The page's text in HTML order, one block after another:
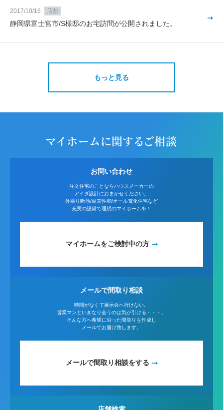
2017/10/16 店舗
静岡県富士宮市/S様邸のお宅訪問が公開されました。
もっと見る
マイホームに関するご相談
お問い合わせ
注文住宅のことならハウスメーカーの
アイダ設計におまかせください。
外張り断熱/耐震性能/オール電化住宅など
充実の設備で理想のマイホームを！
マイホームをご検討中の方
メールで間取り相談
時間がなくて展示会へ行けない。
営業マンといきなり会うのは気が引ける・・・。
そんな方へ希望に沿った間取りを作成し
メールでお届け致します。
メールで間取り相談をする